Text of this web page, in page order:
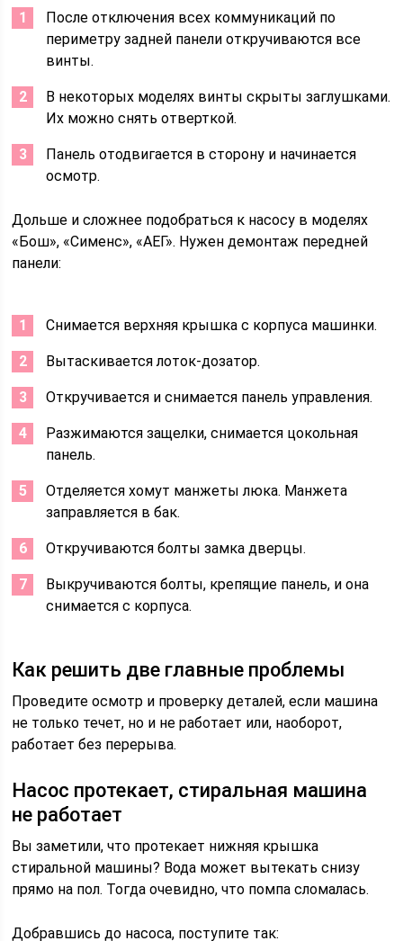
После отключения всех коммуникаций по
периметру задней панели откручиваются все
винты.
В некоторых моделях винты скрыты заглушками.
Их можно снять отверткой.
Панель отодвигается в сторону и начинается
осмотр.
Дольше и сложнее подобраться к насосу в моделях
«Бош», «Сименс», «АЕГ». Нужен демонтаж передней
панели:
Снимается верхняя крышка с корпуса машинки.
Вытаскивается лоток-дозатор.
Откручивается и снимается панель управления.
Разжимаются защелки, снимается цокольная
панель.
Отделяется хомут манжеты люка. Манжета
заправляется в бак.
Откручиваются болты замка дверцы.
Выкручиваются болты, крепящие панель, и она
снимается с корпуса.
Как решить две главные проблемы
Проведите осмотр и проверку деталей, если машина
не только течет, но и не работает или, наоборот,
работает без перерыва.
Насос протекает, стиральная машина
не работает
Вы заметили, что протекает нижняя крышка
стиральной машины? Вода может вытекать снизу
прямо на пол. Тогда очевидно, что помпа сломалась.
Добравшись до насоса, поступите так: